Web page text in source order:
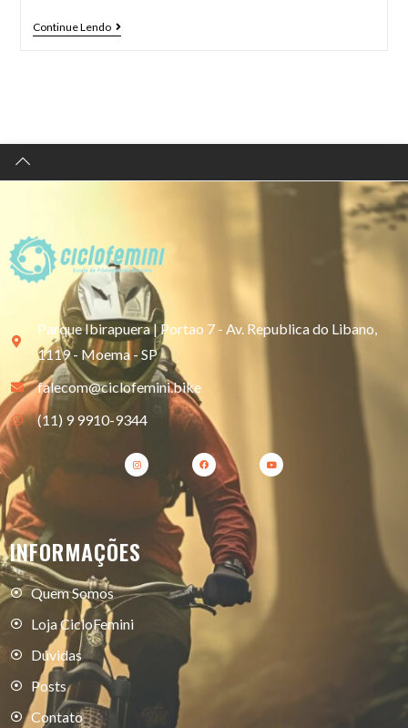
Continue Lendo
Parque Ibirapuera | Portao 7 - Av. Republica do Libano,
1119 - Moema - SP
falecom@ciclofemini.bike
(11) 9 9910-9344
INFORMAÇÕES
Quem Somos
Loja CicloFemini
Dúvidas
Posts
Contato